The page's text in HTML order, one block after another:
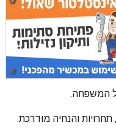
המשפחה.
והנחיה מודרכת.